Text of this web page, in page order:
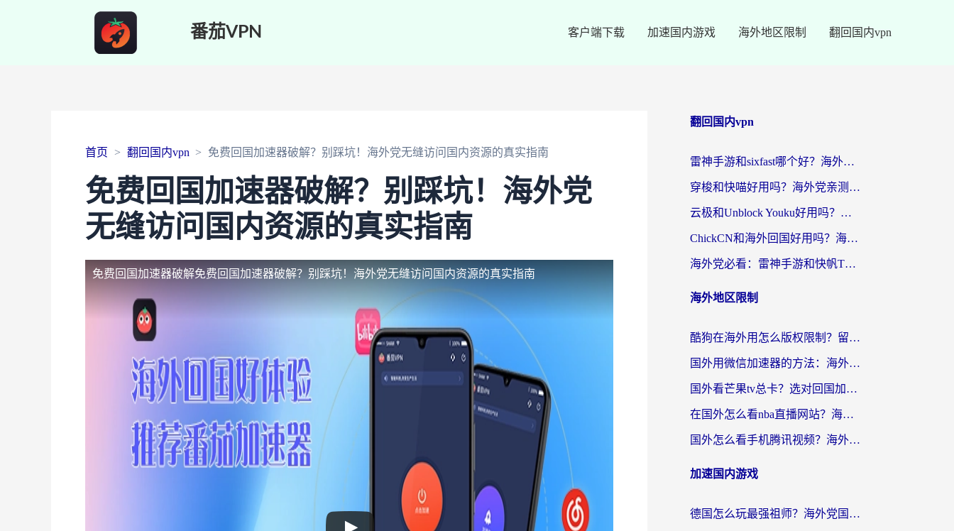
番茄VPN 客户端下载 加速国内游戏 海外地区限制 翻回国内vpn
首页 翻回国内vpn 免费回国加速器破解？别踩坑！海外党无缝访问国内资源的真实指南
免费回国加速器破解？别踩坑！海外党
无缝访问国内资源的真实指南
免费回国加速器破解免费回国加速器破解？别踩坑！海外党无缝访问国内资源的真实指南
翻回国内vpn
雷神手游和sixfast哪个好？海外党亲测3款回国加速器，教你选对不踩坑
穿梭和快喵好用吗？海外党亲测：小众加速器对比+番茄加速器深度体验
云极和Unblock Youku好用吗？海外党亲测+2026回国加速器避坑指南
ChickCN和海外回国好用吗？海外党2026亲测：从手游到影音，选对加速器的3个关键
海外党必看：雷神手游和快帆TV版好用吗？3步选对回国加速器不踩坑
海外地区限制
酷狗在海外用怎么版权限制？留学生亲测：3步解决听国内音乐难题
国外用微信加速器的方法：海外党无缝连接国内生活的实用指南
国外看芒果tv总卡？选对回国加速器，轻松追《浪姐》不费劲
在国外怎么看nba直播网站？海外党专属体育观赛指南，告别地区限制！
国外怎么看手机腾讯视频？海外党亲测有效的追剧加速器选择指南
加速国内游戏
德国怎么玩最强祖师？海外党国服游戏加速器选择全攻略（附宝可梦Online实测）